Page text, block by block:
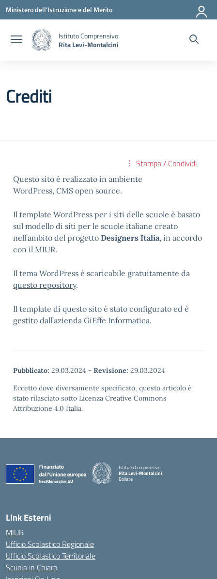
Vai ai contenuti
Vai al menu di navigazione
Vai al footer
Ministero dell'Istruzione e del Merito
Istituto Comprensivo
Rita Levi-Montalcini
Crediti
Stampa / Condividi
Questo sito è realizzato in ambiente
WordPress, CMS open source.
Il template WordPress per i siti delle scuole è basato
sul modello di siti per le scuole italiane creato
nell’ambito del progetto Designers Italia, in accordo
con il MIUR.
Il tema WordPress è scaricabile gratuitamente da
questo repository.
Il template di questo sito è stato configurato ed è
gestito dall’azienda GiEffe Informatica.
Pubblicato: 29.03.2024 - Revisione: 29.03.2024
Eccetto dove diversamente specificato, questo articolo è
stato rilasciato sotto Licenza Creative Commons
Attribuzione 4.0 Italia.
Istituto Comprensivo
Rita Levi-Montalcini
Bollate
Link Esterni
MIUR
Ufficio Scolastico Regionale
Ufficio Scolastico Territoriale
Scuola in Chiaro